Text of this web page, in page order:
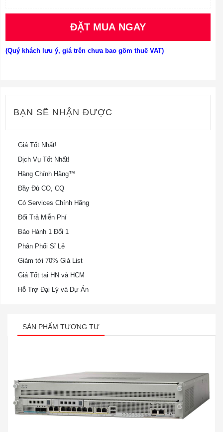
ĐẶT MUA NGAY
(Quý khách lưu ý, giá trên chưa bao gồm thuế VAT)
BẠN SẼ NHẬN ĐƯỢC
Giá Tốt Nhất!
Dịch Vụ Tốt Nhất!
Hàng Chính Hãng™
Đầy Đủ CO, CQ
Có Services Chính Hãng
Đổi Trả Miễn Phí
Bảo Hành 1 Đổi 1
Phân Phối Sỉ Lẻ
Giảm tới 70% Giá List
Giá Tốt tại HN và HCM
Hỗ Trợ Đại Lý và Dự Án
SẢN PHẨM TƯƠNG TỰ